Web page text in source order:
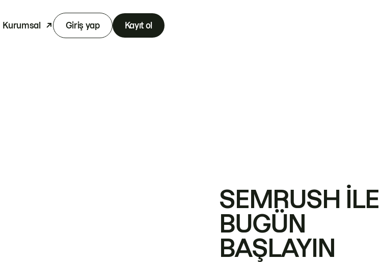
Kurumsal Giriş yap Kayıt ol
SEMRUSH ILE
BUGÜN
BAŞLAYIN